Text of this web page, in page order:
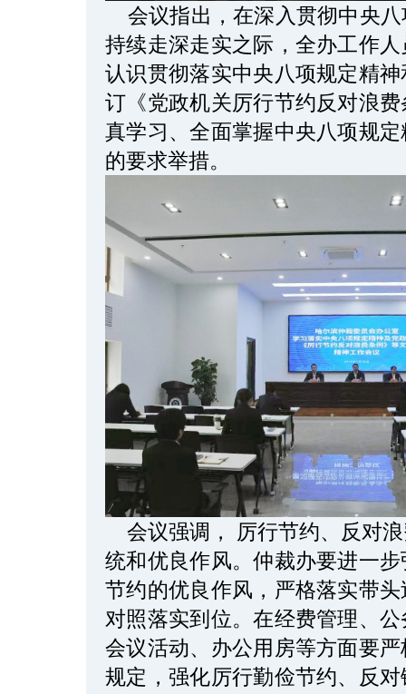
会议指出，在深入贯彻中央
持续走深走实之际，全办工作
认识贯彻落实中央八项规定精
订《党政机关厉行节约反对浪
真学习、全面掌握中央八项规
的要求举措。
会议强调， 厉行节约、反对
统和优良作风。仲裁办要进一
节约的优良作风，严格落实带
对照落实到位。在经费管理、
会议活动、办公用房等方面要
规定，强化厉行勤俭节约、反